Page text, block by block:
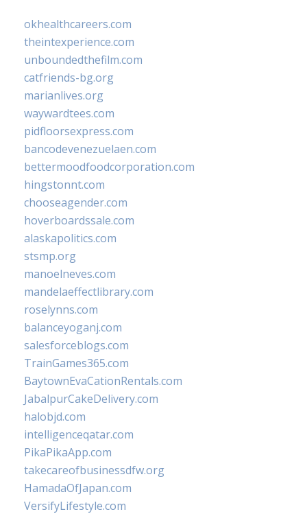
okhealthcareers.com
theintexperience.com
unboundedthefilm.com
catfriends-bg.org
marianlives.org
waywardtees.com
pidfloorsexpress.com
bancodevenezuelaen.com
bettermoodfoodcorporation.com
hingstonnt.com
chooseagender.com
hoverboardssale.com
alaskapolitics.com
stsmp.org
manoelneves.com
mandelaeffectlibrary.com
roselynns.com
balanceyoganj.com
salesforceblogs.com
TrainGames365.com
BaytownEvaCationRentals.com
JabalpurCakeDelivery.com
halobjd.com
intelligenceqatar.com
PikaPikaApp.com
takecareofbusinessdfw.org
HamadaOfJapan.com
VersifyLifestyle.com